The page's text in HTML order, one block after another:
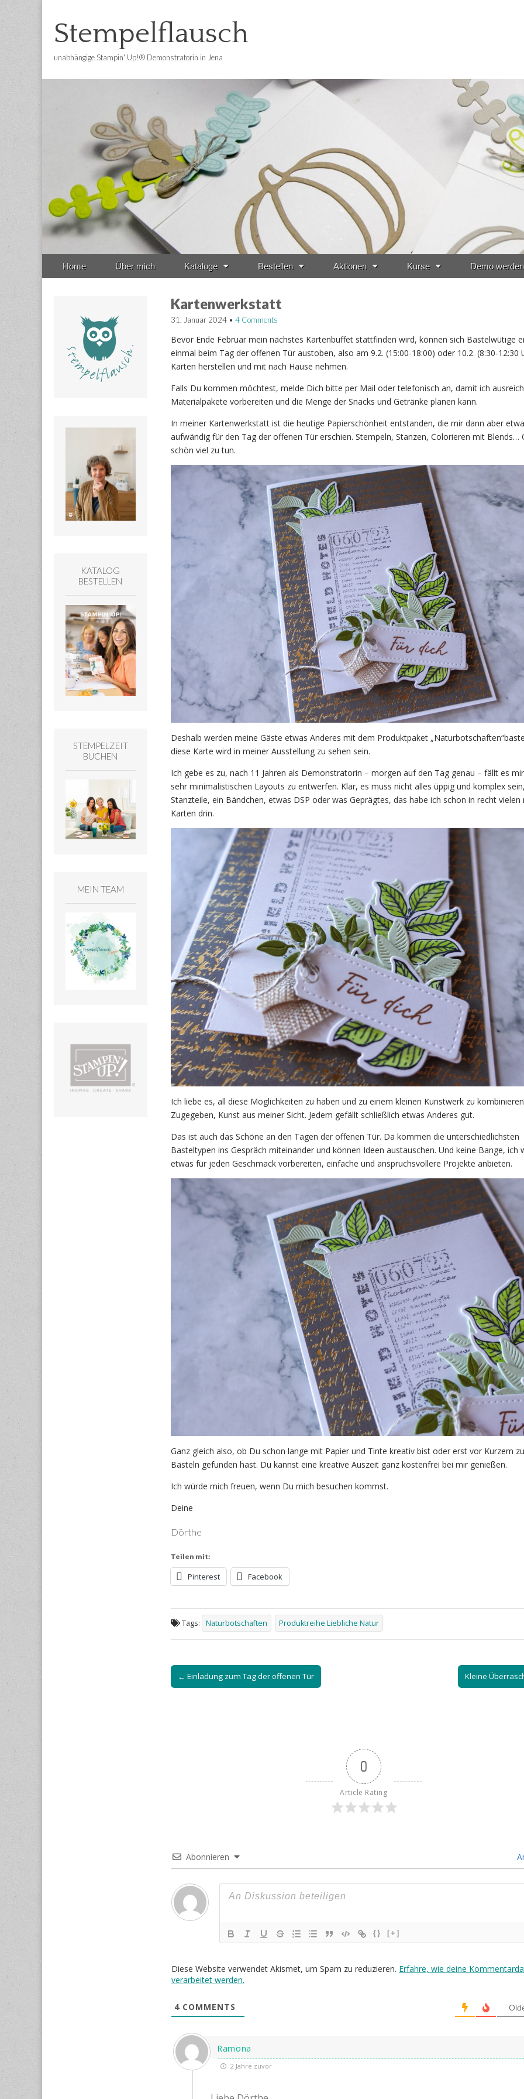
Stempelflausch
unabhängige Stampin' Up!® Demonstratorin in Jena
Home Über mich Kataloge Bestellen Aktionen Kurse Demo werden
Kartenwerkstatt
31. Januar 2024• 4 Comments
Bevor Ende Februar mein nächstes Kartenbuffet stattfinden wird, können sich Bastelwütige
einmal beim Tag der offenen Tür austoben, also am 9.2. (15:00-18:00) oder 10.2. (8:30-12:30
Karten herstellen und mit nach Hause nehmen.
Falls Du kommen möchtest, melde Dich bitte per Mail oder telefonisch an, damit ich
Materialpakete vorbereiten und die Menge der Snacks und Getränke planen kann.
In meiner Kartenwerkstatt ist die heutige Papierschönheit entstanden, die mir dann aber
aufwändig für den Tag der offenen Tür erschien. Stempeln, Stanzen, Colorieren mit Blends…
schön viel zu tun.
Deshalb werden meine Gäste etwas Anderes mit dem Produktpaket
diese Karte wird in meiner Ausstellung zu sehen sein.
Ich gebe es zu, nach 11 Jahren als Demonstratorin – morgen auf den Tag genau – fällt es
sehr minimalistischen Layouts zu entwerfen. Klar, es muss nicht alles üppig und komplex
Stanzteile, ein Bändchen, etwas DSP oder was Geprägtes, das habe ich schon in recht vielen
Karten drin.
Ich liebe es, all diese Möglichkeiten zu haben und zu einem kleinen Kunstwerk zu
Zugegeben, Kunst aus meiner Sicht. Jedem gefällt schließlich etwas Anderes gut.
Das ist auch das Schöne an den Tagen der offenen Tür. Da kommen die unterschiedlichsten
Basteltypen ins Gespräch miteinander und können Ideen austauschen. Und keine Bange, ich
etwas für jeden Geschmack vorbereiten, einfache und anspruchsvollere Projekte anbieten.
Ganz gleich also, ob Du schon lange mit Papier und Tinte kreativ bist oder erst vor Kurzem
Basteln gefunden hast. Du kannst eine kreative Auszeit ganz kostenfrei bei mir genießen.
Ich würde mich freuen, wenn Du mich besuchen kommst.
Deine
Dörthe
Teilen mit:
Pinterest Facebook
Tags: Naturbotschaften Produktreihe Liebliche Natur
Post
navigation
← Einladung zum Tag der offenen Tür Kleine
0
Article Rating
Abonnieren
{} [+]
Diese Website verwendet Akismet, um Spam zu reduzieren. Erfahre, wie deine
verarbeitet werden.
4COMMENTS
Ramona
2 Jahre zuvor
KATALOG
BESTELLEN
STEMPELZEIT
BUCHEN
MEIN TEAM